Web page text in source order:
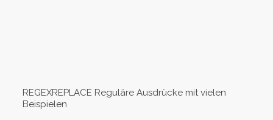
REGEXREPLACE Reguläre Ausdrücke mit vielen
Beispielen